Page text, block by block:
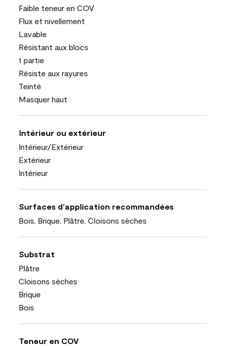
Faible teneur en COV
Flux et nivellement
Lavable
Résistant aux blocs
1 partie
Résiste aux rayures
Teinté
Masquer haut
Intérieur ou extérieur
Intérieur/Extérieur
Extérieur
Intérieur
Surfaces d’application recommandées
Bois, Brique, Plâtre, Cloisons sèches
Substrat
Plâtre
Cloisons sèches
Brique
Bois
Teneur en COV